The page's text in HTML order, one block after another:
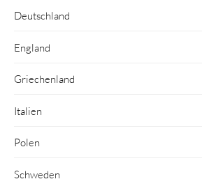
Deutschland
England
Griechenland
Italien
Polen
Schweden